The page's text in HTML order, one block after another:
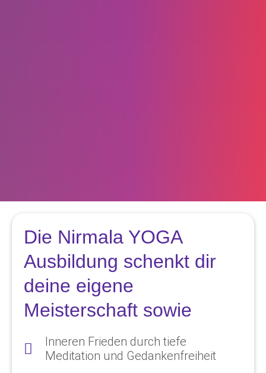
Die Nirmala YOGA
Ausbildung schenkt dir
deine eigene
Meisterschaft sowie
Inneren Frieden durch tiefe
Meditation und Gedankenfreiheit